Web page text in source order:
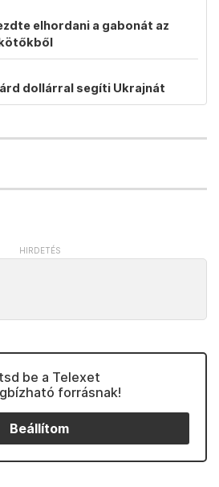
elhordani a gabonát az
dollárral segíti Ukrajnát
be a Telexet
forrásnak!
Beállítom